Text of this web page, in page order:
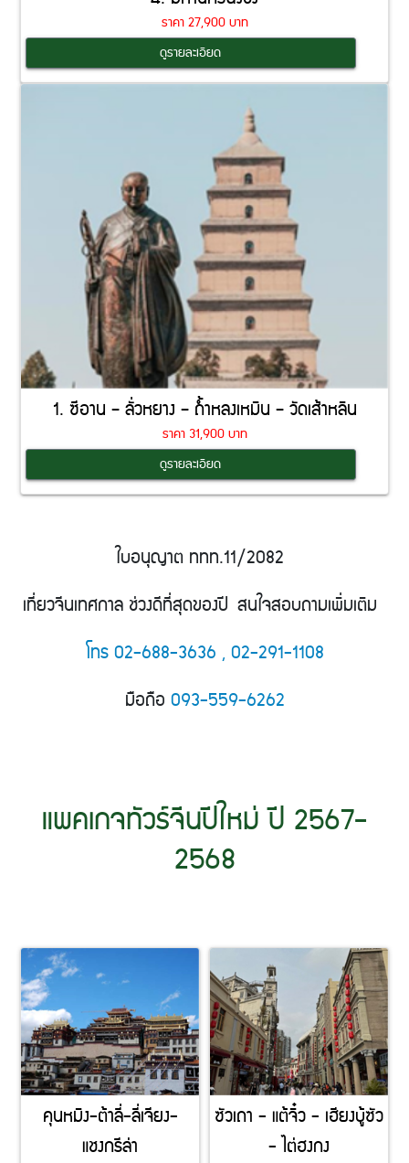
ราคา 27,900 บาท
Coming Soon
ดูรายละเอียด
1. ซีอาน – ลั่วหยาง – ถ้ำหลงเหมิน – วัดเส้าหลิน
ราคา 31,900 บาท
Coming Soon
ดูรายละเอียด
ใบอนุญาต ททท.11/2082
เที่ยวจีนเทศกาล ช่วงดีที่สุดของปี สนใจสอบถามเพิ่มเติม
โทร 02-688-3636 , 02-291-1108
มือถือ 093-559-6262
แพคเกจทัวร์จีนปีใหม่ ปี 2567-
2568
คุนหมิง-ต้าลี่-ลี่เจียง-
แชงกรีล่า
ซัวเถา - แต้จิ๋ว - เฮียงบู้ซัว
- ไต่ฮงกง